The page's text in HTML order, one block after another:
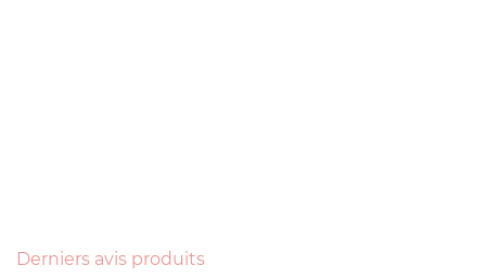
Derniers avis produits